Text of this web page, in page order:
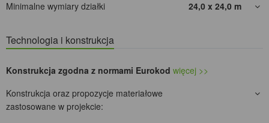
Minimalne wymiary działki
24,0 x 24,0 m
Technologia i konstrukcja
Konstrukcja zgodna z normami Eurokod więcej >>
Konstrukcja oraz propozycje materiałowe
zastosowane w projekcie: